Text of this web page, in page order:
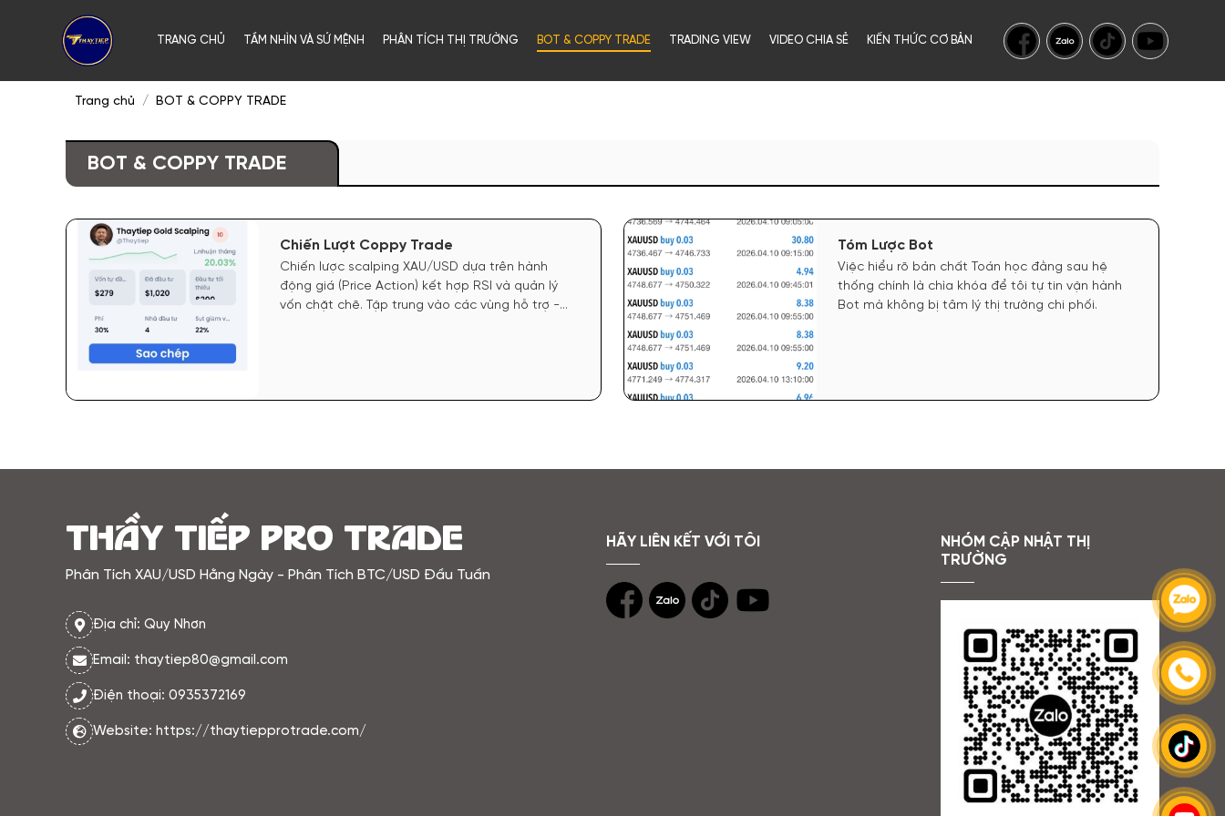
TRANG CHỦ TẦM NHÌN VÀ SỨ MỆNH PHÂN TÍCH THỊ TRƯỜNG BOT & COPPY TRADE TRADING VIEW VIDEO CHIA SẺ KIẾN THỨC CƠ BẢN
Trang chủ BOT & COPPY TRADE
BOT & COPPY TRADE
Chiến Lượt Coppy Trade
Chiến lược scalping XAU/USD dựa trên hành
động giá (Price Action) kết hợp RSI và quản lý
vốn chặt chẽ. Tập trung vào các vùng hỗ trợ -
Tóm Lược Bot
Việc hiểu rõ bản chất Toán học đằng sau hệ
thống chính là chìa khóa để tôi tự tin vận hành
Bot mà không bị tâm lý thị trường chi phối.
THẦY TIẾP PRO TRADE
Phân Tích XAU/USD Hằng Ngày - Phân Tích BTC/USD Đầu Tuần
Địa chỉ: Quy Nhơn
Email: thaytiep80@gmail.com
Điện thoại: 0935372169
Website: https://thaytiepprotrade.com/
HÃY LIÊN KẾT VỚI TÔI
NHÓM CẬP NHẬT THỊ
TRƯỜNG